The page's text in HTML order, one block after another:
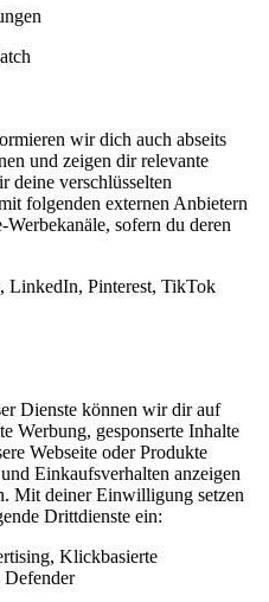
wir dich auch abseits
und zeigen dir relevante
deine verschlüsselten
folgenden externen Anbietern
sofern du deren
LinkedIn, Pinterest, TikTok
Dienste können wir dir auf
Werbung, gesponserte Inhalte
Webseite oder Produkte
Einkaufsverhalten anzeigen
Mit deiner Einwilligung setzen
Drittdienste ein:
Klickbasierte
Defender